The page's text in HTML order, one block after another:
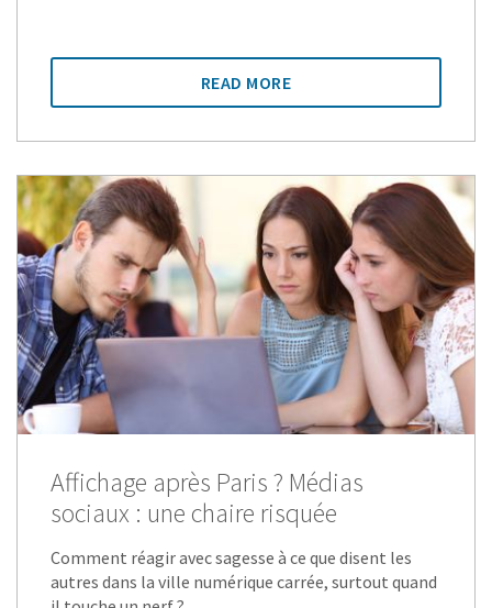
READ MORE
Affichage après Paris ? Médias
sociaux : une chaire risquée
Comment réagir avec sagesse à ce que disent les
autres dans la ville numérique carrée, surtout quand